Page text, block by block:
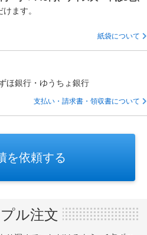
ます。
紙袋について
ほ銀行・ゆうちょ銀行
支払い・請求書・領収書について
を依頼する
ル注文